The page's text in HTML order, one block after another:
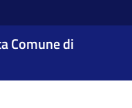
Comune di